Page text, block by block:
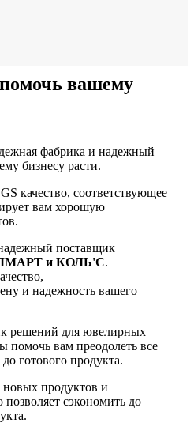
вашему
фабрика и надежный
бизнесу расти.
качество, соответствующее
вам хорошую
поставщик
и КОЛЬ'С.
и надежность вашего
решений для ювелирных
помочь вам преодолеть все
готового продукта.
новых продуктов и
сэкономить до